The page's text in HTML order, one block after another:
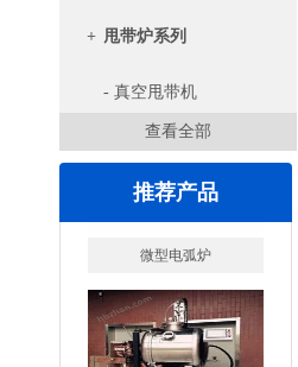
+ 甩带炉系列
- 真空甩带机
查看全部
推荐产品